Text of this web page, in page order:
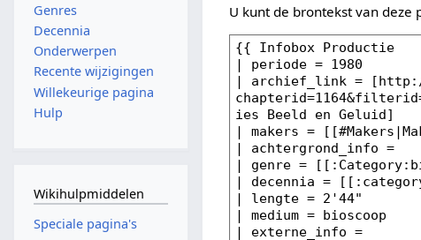
U kunt de brontekst van deze
Genres
Decennia
Onderwerpen
Recente wijzigingen
Willekeurige pagina
Hulp
Wikihulpmiddelen
Speciale pagina's